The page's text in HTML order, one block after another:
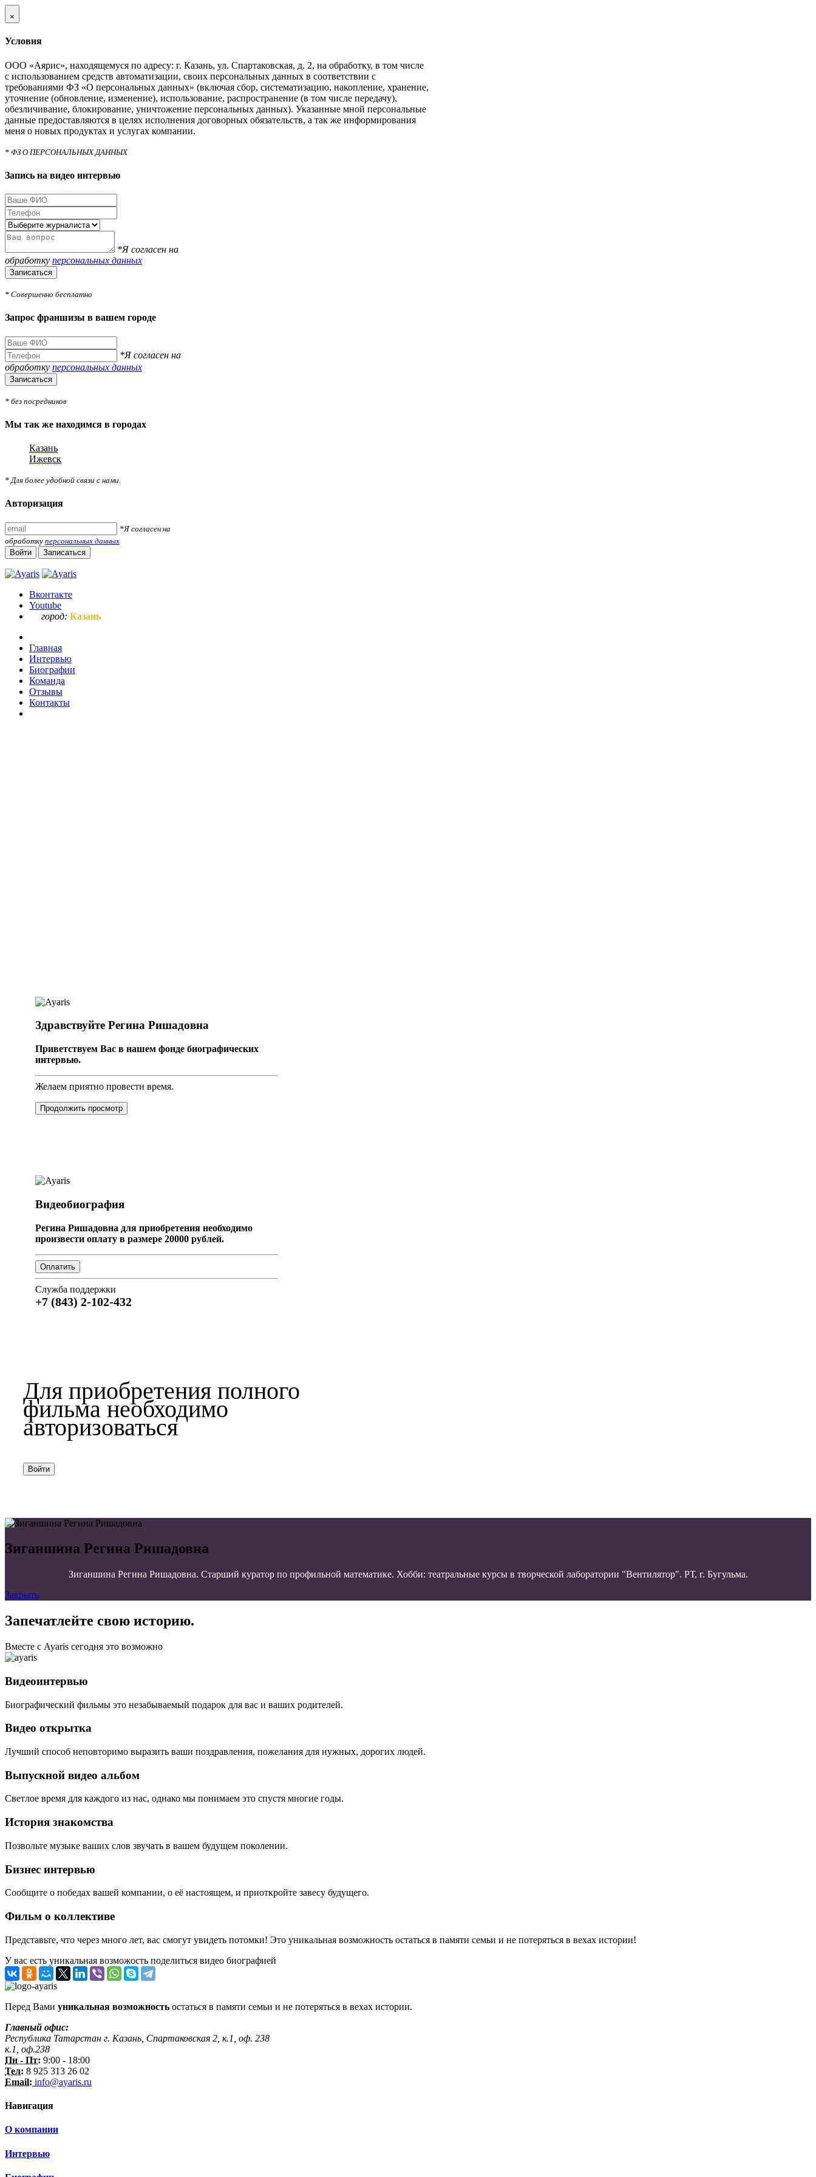
×
Условия
ООО «Аярис», находящемуся по адресу: г. Казань, ул. Спартаковская, д. 2, на обработку, в том числе
с использованием средств автоматизации, своих персональных данных в соответствии с
требованиями ФЗ «О персональных данных» (включая сбор, систематизацию, накопление, хранение,
уточнение (обновление, изменение), использование, распространение (в том числе передачу),
обезличивание, блокирование, уничтожение персональных данных). Указанные мной персональные
данные предоставляются в целях исполнения договорных обязательств, а так же информирования
меня о новых продуктах и услугах компании.
* ФЗ О ПЕРСОНАЛЬНЫХ ДАННЫХ
Запись на видео интервью
*Я согласен на
обработку персональных данных
Записаться
* Совершенно бесплатно
Запрос франшизы в вашем городе
*Я согласен на
обработку персональных данных
Записаться
* без посредников
Мы так же находимся в городах
Казань
Ижевск
* Для более удобной связи с нами.
Авторизация
*Я согласен на
обработку персональных данных
Войти
Записаться
Вконтакте
Youtube
город: Казань
Главная
Интервью
Биографии
Команда
Отзывы
Контакты
Здравствуйте Регина Ришадовна
Приветствуем Вас в нашем фонде биографических
интервью.
Желаем приятно провести время.
Продолжить просмотр
Видеобиография
Регина Ришадовна для приобретения необходимо
произвести оплату в размере 20000 рублей.
Служба поддержки
+7 (843) 2-102-432
Для приобретения полного
фильма необходимо
авторизоваться
Войти
Зиганшина Регина Ришадовна
Зиганшина Регина Ришадовна. Старший куратор по профильной математике. Хобби: театральные курсы в творческой лаборатории "Вентилятор". РТ, г. Бугульма.
Закрыть
Запечатлейте свою историю.
Вместе с Ayaris сегодня это возможно
Видеоинтервью
Биографический фильмы это незабываемый подарок для вас и ваших родителей.
Видео открытка
Лучший способ неповторимо выразить ваши поздравления, пожелания для нужных, дорогих людей.
Выпускной видео альбом
Светлое время для каждого из нас, однако мы понимаем это спустя многие годы.
История знакомства
Позвольте музыке ваших слов звучать в вашем будущем поколении.
Бизнес интервью
Сообщите о победах вашей компании, о её настоящем, и приоткройте завесу будущего.
Фильм о коллективе
Представьте, что через много лет, вас смогут увидеть потомки! Это уникальная возможность остаться в памяти семьи и не потеряться в вехах истории!
У вас есть уникальная возможость поделиться видео биографией
Перед Вами уникальная возможность остаться в памяти семьи и не потеряться в вехах истории.
Главный офис:
Республика Татарстан г. Казань, Спартаковская 2, к.1, оф. 238
к.1, оф.238
Пн - Пт: 9:00 - 18:00
Тел: 8 925 313 26 02
Email: info@ayaris.ru
Навигация
О компании
Интервью